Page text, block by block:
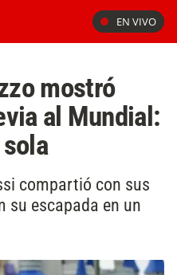
EN VIVO
mostró
al Mundial:
compartió con sus
su escapada en un